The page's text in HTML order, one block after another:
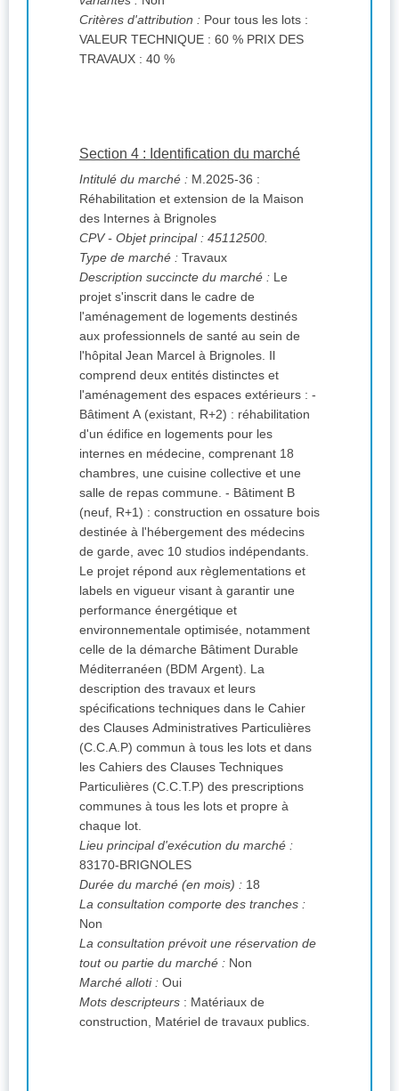
Critères d'attribution : Pour tous les lots :
VALEUR TECHNIQUE : 60 % PRIX DES
TRAVAUX : 40 %
Section 4 : Identification du marché
Intitulé du marché : M.2025-36 :
Réhabilitation et extension de la Maison
des Internes à Brignoles
CPV- Objet principal : 45112500.
Type de marché : Travaux
Description succincte du marché : Le
projet s'inscrit dans le cadre de
l'aménagement de logements destinés
aux professionnels de santé au sein de
l'hôpital Jean Marcel à Brignoles. Il
comprend deux entités distinctes et
l'aménagement des espaces extérieurs : -
Bâtiment A (existant, R+2) : réhabilitation
d'un édifice en logements pour les
internes en médecine, comprenant 18
chambres, une cuisine collective et une
salle de repas commune. - Bâtiment B
(neuf, R+1) : construction en ossature bois
destinée à l'hébergement des médecins
de garde, avec 10 studios indépendants.
Le projet répond aux règlementations et
labels en vigueur visant à garantir une
performance énergétique et
environnementale optimisée, notamment
celle de la démarche Bâtiment Durable
Méditerranéen (BDM Argent). La
description des travaux et leurs
spécifications techniques dans le Cahier
des Clauses Administratives Particulières
(C.C.A.P) commun à tous les lots et dans
les Cahiers des Clauses Techniques
Particulières (C.C.T.P) des prescriptions
communes à tous les lots et propre à
chaque lot.
Lieu principal d'exécution du marché :
83170-BRIGNOLES
Durée du marché (en mois) : 18
La consultation comporte des tranches :
Non
La consultation prévoit une réservation de
tout ou partie du marché : Non
Marché alloti : Oui
Mots descripteurs : Matériaux de
construction, Matériel de travaux publics.